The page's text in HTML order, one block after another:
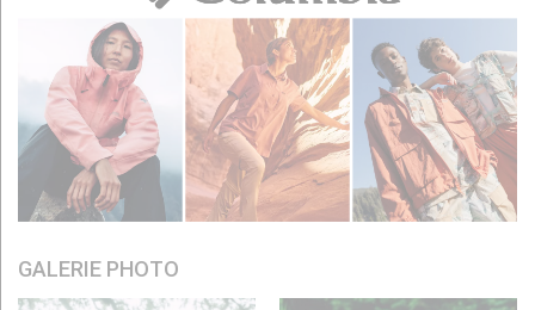
GALERIE PHOTO